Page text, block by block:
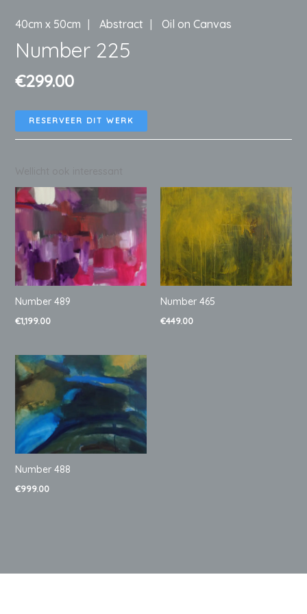
40cm x 50cm Abstract Oil on Canvas
Number 225
€299.00
RESERVEER DIT WERK
Number 489
€1,199.00
Number 465
€449.00
Number 488
€999.00